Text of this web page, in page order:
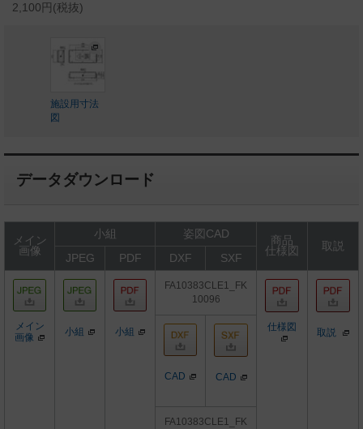
2,100円(税抜)
施設用寸法
図
データダウンロード
メイン
画像
小組 姿図CAD
商品
仕様図
取説
JPEG
PDF DXF SXF
メイン
画像
小組 小組
FA10383CLE1_FK
10096
仕様図 取説
CAD CAD
FA10383CLE1_FK